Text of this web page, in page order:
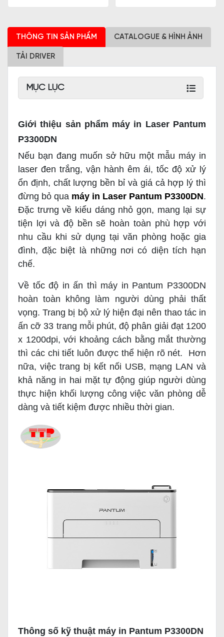
THÔNG TIN SẢN PHẨM CATALOGUE & HÌNH ẢNH
TẢI DRIVER
MỤC LỤC
Giới thiệu sản phẩm máy in Laser Pantum
P3300DN
Nếu bạn đang muốn sở hữu một mẫu máy in
laser đen trắng, vận hành êm ái, tốc độ xử lý
ổn định, chất lượng bền bỉ và giá cả hợp lý thì
đừng bỏ qua máy in Laser Pantum P3300DN.
Đặc trưng về kiểu dáng nhỏ gọn, mang lại sự
tiện lợi và độ bền sẽ hoàn toàn phù hợp với
nhu cầu khi sử dụng tại văn phòng hoặc gia
đình, đặc biệt là những nơi có diện tích hạn
chế.
Về tốc độ in ấn thì máy in Pantum P3300DN
hoàn toàn không làm người dùng phải thất
vọng. Trang bị bộ xử lý hiện đại nên thao tác in
ấn cỡ 33 trang mỗi phút, độ phân giải đạt 1200
x 1200dpi, với khoảng cách bằng mắt thường
thì các chi tiết luôn được thể hiện rõ nét. Hơn
nữa, việc trang bị kết nối USB, mạng LAN và
khả năng in hai mặt tự động giúp người dùng
thực hiện khối lượng công việc văn phòng dễ
dàng và tiết kiệm được nhiều thời gian.
Thông số kỹ thuật máy in Pantum P3300DN